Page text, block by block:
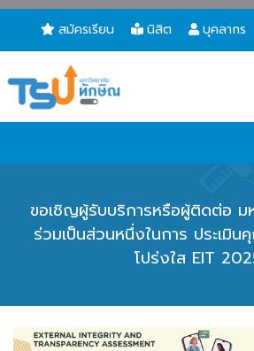
สมัครเรียน นิสิต บุคลากร
ขอเชิญผู้รับบริการหรือผู้ติดต่อ
ร่วมเป็นส่วนหนึ่งในการ ประเมิน
โปร่งใส EIT